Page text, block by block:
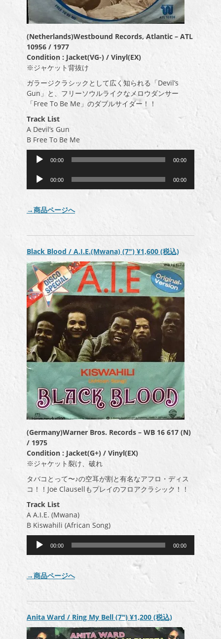
(Netherlands)Westbound Records, Atlantic – ATL
10956 / 1977
Condition : Jacket(VG-) / Vinyl(EX)
※ジャケット背抜け
ガラージクラシックとして広く知られる「Devil’s
Gun」と、フリーソウルライクなメロウダンサー
「Free To Be Me」のダブルサイダー！！
Track List
A Devil’s Gun
B Free To Be Me
ー
00:00 00:00
ー
ー
00:00 00:00
→商品ページへ
Black Blood / A.I.E.(Mwana) (7″) ¥1,600 (税込)
(Germany)Warner Bros. Records – WB 16 617 (N)
/ 1975
Condition : Jacket(G+) / Vinyl(EX)
※ジャケット裂け、破れ
タバコとって〜♪の空耳が割と有名なアフロ・ディス
コ！！Joe Clausellもプレイのフロアクラシック！！
Track List
A A.I.E. (Mwana)
B Kiswahili (African Song)
ー
ー
00:00 00:00
→商品ページへ
Anita Ward / Ring My Bell (7″) ¥1,200 (税込)